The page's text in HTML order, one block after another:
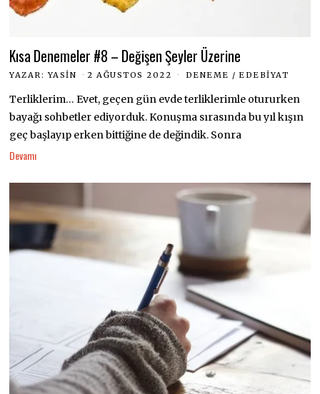
Kısa Denemeler #8 – Değişen Şeyler Üzerine
YAZAR:YASIN 2 AĞUSTOS 2022 DENEME / EDEBIYAT
Terliklerim… Evet, geçen gün evde terliklerimle otururken
bayağı sohbetler ediyorduk. Konuşma sırasında bu yıl kışın
geç başlayıp erken bittiğine de değindik. Sonra
Devamı